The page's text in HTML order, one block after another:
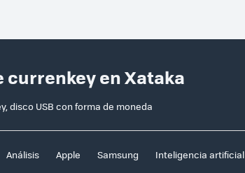
currenkey en Xataka
disco USB con forma de moneda
Análisis Apple Samsung Inteligencia artificial